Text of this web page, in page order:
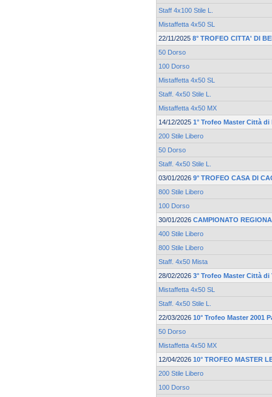
Staff 4x100 Stile L.
Mistaffetta 4x50 SL
22/11/2025 8° TROFEO CITTA' DI
50 Dorso
100 Dorso
Mistaffetta 4x50 SL
Staff. 4x50 Stile L.
Mistaffetta 4x50 MX
14/12/2025 1° Trofeo Master Città
200 Stile Libero
50 Dorso
Staff. 4x50 Stile L.
03/01/2026 9° TROFEO CASA DI
800 Stile Libero
100 Dorso
30/01/2026 CAMPIONATO
400 Stile Libero
800 Stile Libero
Staff. 4x50 Mista
28/02/2026 3° Trofeo Master Città
Mistaffetta 4x50 SL
Staff. 4x50 Stile L.
22/03/2026 10° Trofeo Master 2001
50 Dorso
Mistaffetta 4x50 MX
12/04/2026 10° TROFEO MASTER
200 Stile Libero
100 Dorso